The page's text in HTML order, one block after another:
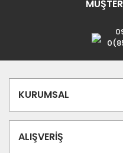
KURUMSAL
ALIŞVERİŞ